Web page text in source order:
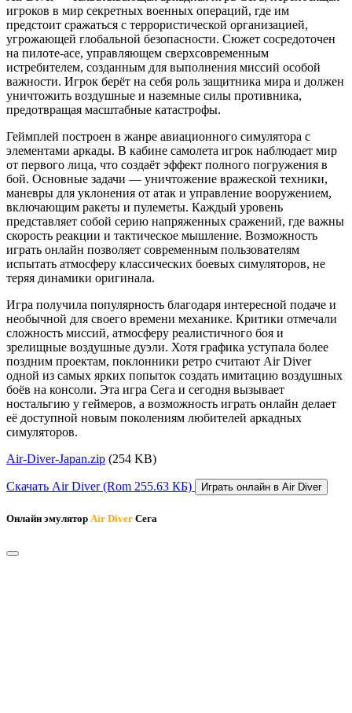
игроков в мир секретных военных операций, где им
предстоит сражаться с террористической организацией,
угрожающей глобальной безопасности. Сюжет сосредоточен
на пилоте-асе, управляющем сверхсовременным
истребителем, созданным для выполнения миссий особой
важности. Игрок берёт на себя роль защитника мира и должен
уничтожить воздушные и наземные силы противника,
предотвращая масштабные катастрофы.
Геймплей построен в жанре авиационного симулятора с
элементами аркады. В кабине самолета игрок наблюдает мир
от первого лица, что создаёт эффект полного погружения в
бой. Основные задачи — уничтожение вражеской техники,
маневры для уклонения от атак и управление вооружением,
включающим ракеты и пулеметы. Каждый уровень
представляет собой серию напряженных сражений, где важны
скорость реакции и тактическое мышление. Возможность
играть онлайн позволяет современным пользователям
испытать атмосферу классических боевых симуляторов, не
теряя динамики оригинала.
Игра получила популярность благодаря интересной подаче и
необычной для своего времени механике. Критики отмечали
сложность миссий, атмосферу реалистичного боя и
зрелищные воздушные дуэли. Хотя графика уступала более
поздним проектам, поклонники ретро считают Air Diver
одной из самых ярких попыток создать имитацию воздушных
боёв на консоли. Эта игра Сега и сегодня вызывает
ностальгию у геймеров, а возможность играть онлайн делает
её доступной новым поколениям любителей аркадных
симуляторов.
Air-Diver-Japan.zip (254 KB)
Скачать Air Diver(Rom 255.63 КБ) Играть онлайн в Air Diver
Онлайн эмулятор Air Diver Сега